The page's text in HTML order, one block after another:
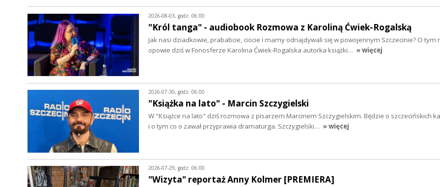
2026-08-03, godz. 06:00
"Król tanga" - audiobook Rozmowa z Karoliną Ćwiek-Rogalską
Jak nasi dziadkowie, prababcie, ciocie i mamy odnajdywali się w powojennym Szczecinie? O tym
opowie dziś w Fonosferze Karolina Ćwiek-Rogalska autorka książki… » więcej
2026-07-30, godz. 06:00
"Książka na lato" - Marcin Szczygielski
W "Książce na lato" dziś rozmowa z pisarzem Marcinem Szczygielskim. Będzie o szczecińskich
i o tym co o zawał przyprawia dramaturga. Szczygielski… » więcej
2026-07-29, godz. 06:00
"Wizyta" reportaż Anny Kolmer [PREMIERA]